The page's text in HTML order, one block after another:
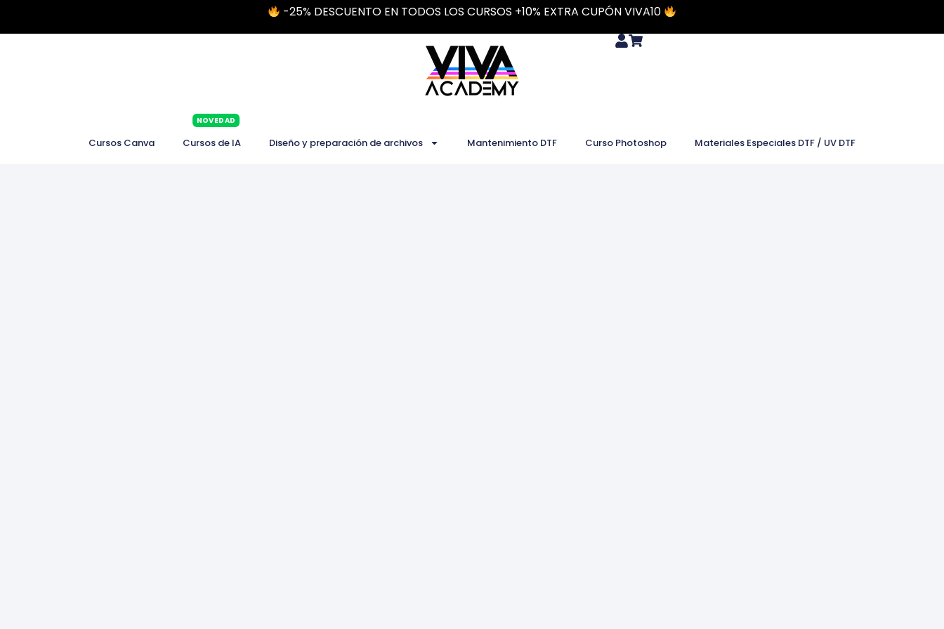
-25% DESCUENTO EN TODOS LOS CURSOS +10% EXTRA CUPÓN VIVA10
Cursos Canva Cursos de IA
NOVEDAD
Diseño y preparación de archivos Mantenimiento DTF Curso Photoshop Materiales Especiales DTF / UV DTF